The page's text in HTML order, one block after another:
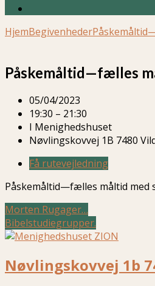
HjemBegivenheder
Påskemåltid—fælles
05/04/2023
19:30 – 21:30
I Menighedshuset
Nøvlingskovvej 1B 7480
Få rutevejledning
Påskemåltid—fælles måltid med
Morten Rugager…
Bibelstudiegrupper.
Nøvlingskovvej 1b